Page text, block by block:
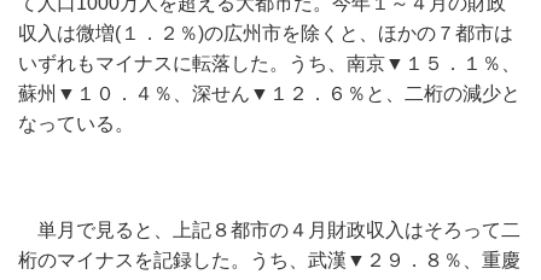
収入は微増(１．２％)の広州市を除くと、ほかの７都市は
いずれもマイナスに転落した。うち、南京▼１５．１％、
蘇州▼１０．４％、深せん▼１２．６％と、二桁の減少と
なっている。
単月で見ると、上記８都市の４月財政収入はそろって二
桁のマイナスを記録した。うち、武漢▼２９．８％、重慶